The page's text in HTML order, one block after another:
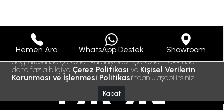
Hemen Ara WhatsApp Destek Showroom
Size daha iyi bir hizmet sunabilmek için gizlilik politikamız
doğrultusunda çerezler kullanıyoruz. Çerezler hakkında
daha fazla bilgiye Çerez Politikası ve Kişisel Verilerin
Korunması ve İşlenmesi Politikası’ndan ulaşabilirsiniz.
Kapat